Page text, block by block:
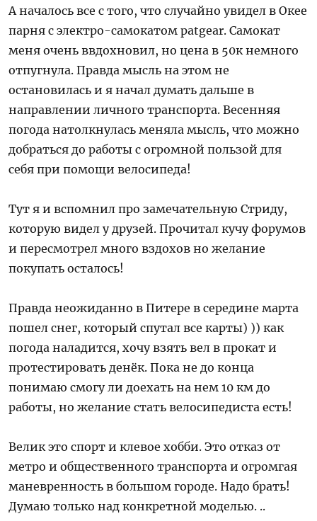
А началось все с того, что случайно увидел в Окее
парня с электро-самокатом patgear. Самокат
меня очень ввдохновил, но цена в 50к немного
отпугнула. Правда мысль на этом не
остановилась и я начал думать дальше в
направлении личного транспорта. Весенняя
погода натолкнулась меняла мысль, что можно
добраться до работы с огромной пользой для
себя при помощи велосипеда!
Тут я и вспомнил про замечательную Стриду,
которую видел у друзей. Прочитал кучу форумов
и пересмотрел много вздохов но желание
покупать осталось!
Правда неожиданно в Питере в середине марта
пошел снег, который спутал все карты) )) как
погода наладится, хочу взять вел в прокат и
протестировать денёк. Пока не до конца
понимаю смогу ли доехать на нем 10 км до
работы, но желание стать велосипедиста есть!
Велик это спорт и клевое хобби. Это отказ от
метро и общественного транспорта и огромгая
маневренность в большом городе. Надо брать!
Думаю только над конкретной моделью. ..